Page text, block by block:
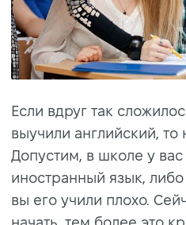
Если вдруг так
выучили английский, то
Допустим, в школе у
иностранный язык,
вы его учили плохо.